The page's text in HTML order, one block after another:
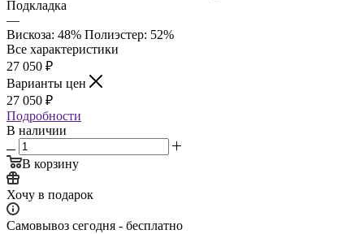
Подкладка
—
Вискоза: 48% Полиэстер: 52%
Все характеристики
27 050 ₽
Варианты цен
27 050 ₽
Подробности
В наличии
В корзину
Хочу в подарок
Самовывоз сегодня - бесплатно